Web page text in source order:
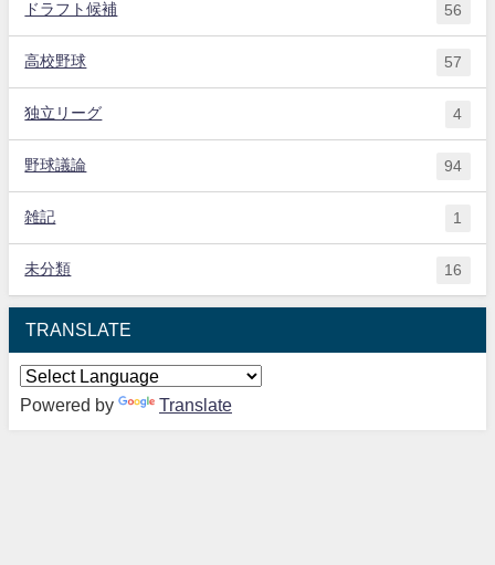
ドラフト候補 56
高校野球 57
独立リーグ 4
野球議論 94
雑記 1
未分類 16
TRANSLATE
Powered by Translate